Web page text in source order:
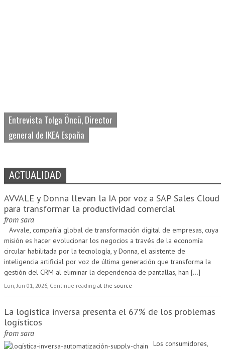
Entrevista Tolga Öncü, Director
general de IKEA España
ACTUALIDAD
AVVALE y Donna llevan la IA por voz a SAP Sales Cloud
para transformar la productividad comercial
from sara
Avvale, compañía global de transformación digital de empresas, cuya
misión es hacer evolucionar los negocios a través de la economía
circular habilitada por la tecnología, y Donna, el asistente de
inteligencia artificial por voz de última generación que transforma la
gestión del CRM al eliminar la dependencia de pantallas, han [...]
Lun, Jun 01, 2026, Continue reading at the source
La logística inversa presenta el 67% de los problemas
logísticos
from sara
Los consumidores,